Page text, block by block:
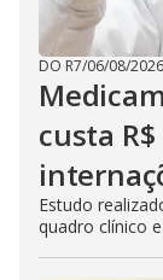
DO R7/06/08/2026
custa
Estudo
quadro clínico